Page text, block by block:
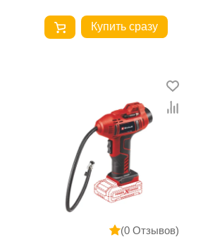
Купить сразу
(0 Отзывов)